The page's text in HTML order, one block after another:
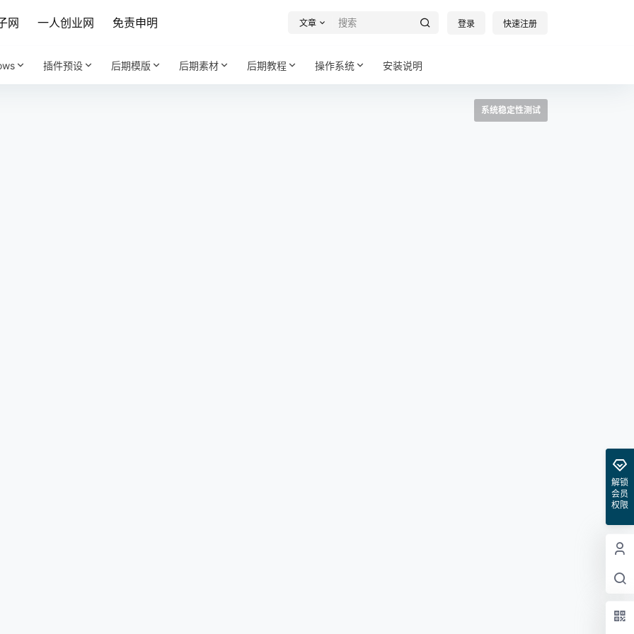
网 一人创业网 免责申明 文章 登录 快速注册
插件预设 后期模版 后期素材 后期教程 操作系统 安装说明
系统稳定性测试
解锁
会员
权限